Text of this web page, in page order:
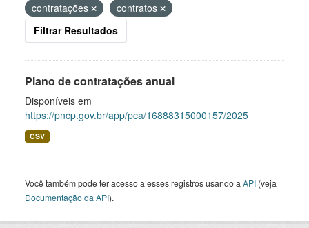
contratações
contratos
Filtrar Resultados
Plano de contratações anual
Disponíveis em
https://pncp.gov.br/app/pca/16888315000157/2025
CSV
Você também pode ter acesso a esses registros usando a API (veja
Documentação da API).